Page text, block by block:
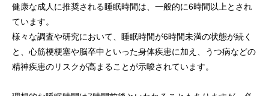
健康な成人に推奨される睡眠時間は、一般的に6時間以上とされ
ています。
様々な調査や研究において、睡眠時間が6時間未満の状態が続く
と、心筋梗梗塞や脳卒中といった身体疾患に加え、うつ病などの
精神疾患のリスクが高まることが示唆されています。